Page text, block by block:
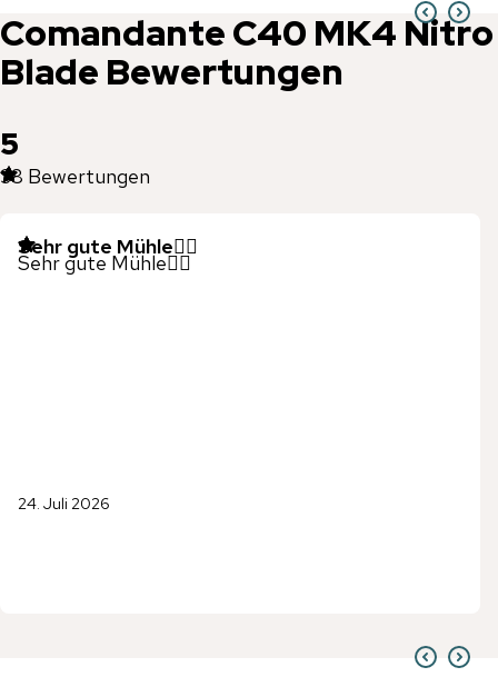
ComandanteC40 MK4 Nitro
Blade Bewertungen
5
38 Bewertungen
Sehr gute Mühle👍🏼
Sehr gute Mühle👍🏼
24. Juli 2026